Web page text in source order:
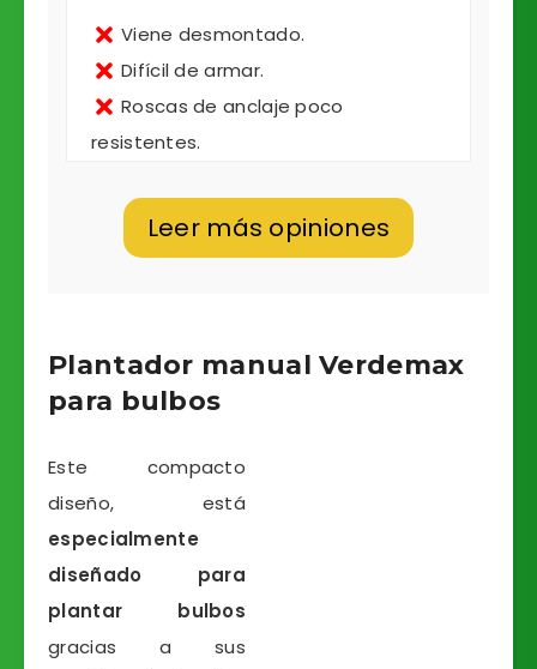
Viene desmontado.
Difícil de armar.
Roscas de anclaje poco
resistentes.
Leer más opiniones
Plantador manual Verdemax
para bulbos
Este compacto
diseño, está
especialmente
diseñado para
plantar bulbos
gracias a sus